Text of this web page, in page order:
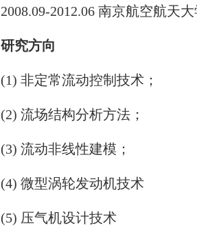
2008.09-2012.06 南京航空航天
研究方向
(1) 非定常流动控制技术；
(2) 流场结构分析方法；
(3) 流动非线性建模；
(4) 微型涡轮发动机技术
(5) 压气机设计技术